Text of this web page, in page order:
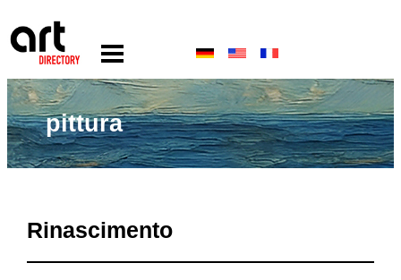
pittura
Rinascimento